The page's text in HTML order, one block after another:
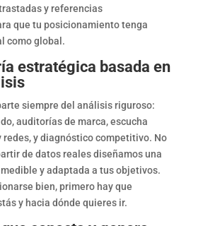
y referencias
que tu posicionamiento tenga
como global.
estratégica basada en
siempre del análisis riguroso:
auditorías de marca, escucha
redes, y diagnóstico competitivo. No
de datos reales diseñamos una
y adaptada a tus objetivos.
bien, primero hay que
y hacia dónde quieres ir.